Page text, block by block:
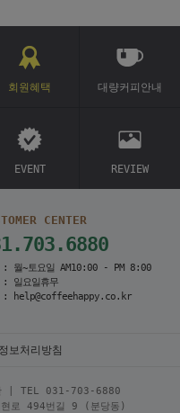
회원혜택 대량커피안내
EVENT REVIEW
CENTER
: 월~토요일 AM10:00 - PM 8:00
: 일요일휴무
: help@coffeehappy.co.kr
보처리방침
| TEL
031-703-6880
현로 494번길 9 (분당동)